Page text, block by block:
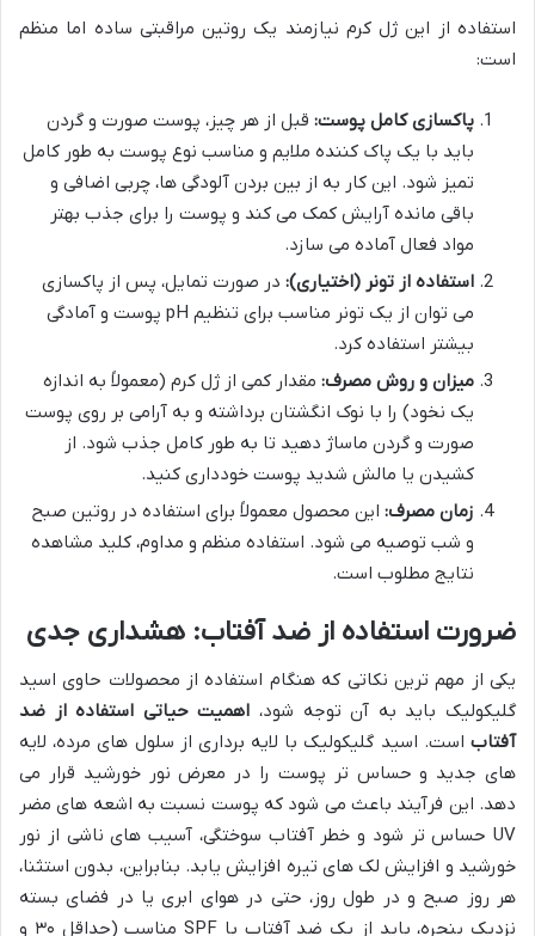
استفاده از این ژل کرم نیازمند یک روتین مراقبتی ساده اما منظم
است:
پاکسازی کامل پوست: قبل از هر چیز، پوست صورت و گردن
باید با یک پاک کننده ملایم و مناسب نوع پوست به طور کامل
تمیز شود. این کار به از بین بردن آلودگی ها، چربی اضافی و
باقی مانده آرایش کمک می کند و پوست را برای جذب بهتر
مواد فعال آماده می سازد.
استفاده از تونر (اختیاری): در صورت تمایل، پس از پاکسازی
می توان از یک تونر مناسب برای تنظیم pH پوست و آمادگی
بیشتر استفاده کرد.
میزان و روش مصرف: مقدار کمی از ژل کرم (معمولاً به اندازه
یک نخود) را با نوک انگشتان برداشته و به آرامی بر روی پوست
صورت و گردن ماساژ دهید تا به طور کامل جذب شود. از
کشیدن یا مالش شدید پوست خودداری کنید.
زمان مصرف: این محصول معمولاً برای استفاده در روتین صبح
و شب توصیه می شود. استفاده منظم و مداوم، کلید مشاهده
نتایج مطلوب است.
ضرورت استفاده از ضد آفتاب: هشداری جدی
یکی از مهم ترین نکاتی که هنگام استفاده از محصولات حاوی اسید
گلیکولیک باید به آن توجه شود، اهمیت حیاتی استفاده از ضد
آفتاب است. اسید گلیکولیک با لایه برداری از سلول های مرده، لایه
های جدید و حساس تر پوست را در معرض نور خورشید قرار می
دهد. این فرآیند باعث می شود که پوست نسبت به اشعه های مضر
UV حساس تر شود و خطر آفتاب سوختگی، آسیب های ناشی از نور
خورشید و افزایش لک های تیره افزایش یابد. بنابراین، بدون استثنا،
هر روز صبح و در طول روز، حتی در هوای ابری یا در فضای بسته
نزدیک پنجره، باید از یک ضد آفتاب با SPF مناسب (حداقل ۳۰ و